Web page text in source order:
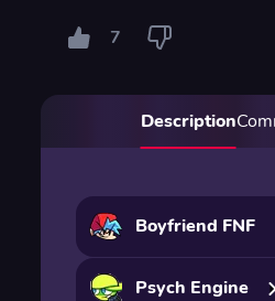
7
Description
Boyfriend FNF
Psych Engine